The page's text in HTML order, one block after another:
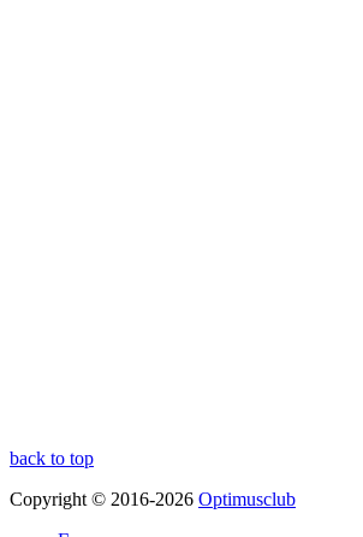
back to top
Copyright © 2016-2026 Optimusclub